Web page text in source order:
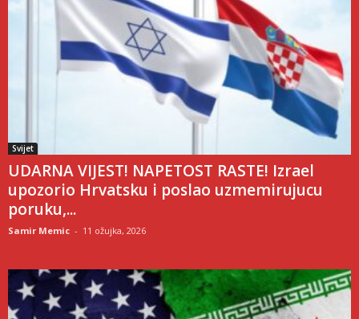
Svijet
UDARNA VIJEST! NAPETOST RASTE! Izrael
upozorio Hrvatsku i poslao uzmemirujucu
poruku,...
Samir Memic - 11 ožujka, 2026